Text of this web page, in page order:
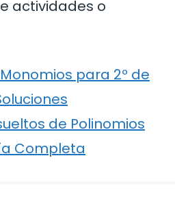
actividades o
para 2º de
de Polinomios
Completa